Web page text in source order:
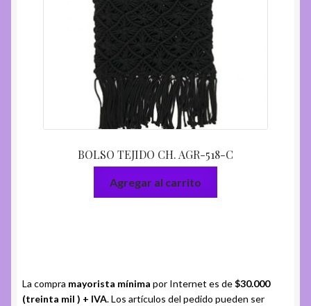
BOLSO TEJIDO CH. AGR-518-C
Agregar al carrito
La compra mayorista mínima por Internet es de$30.000
(treinta mil ) + IVA. Los artículos del pedido pueden ser